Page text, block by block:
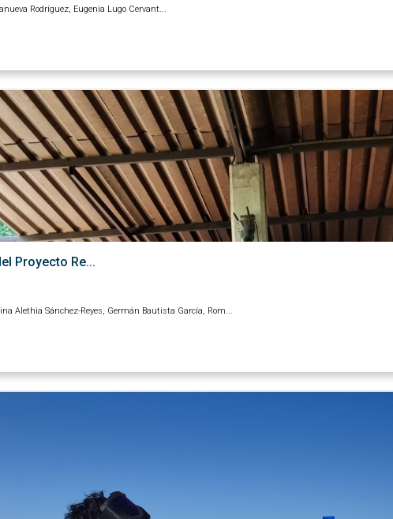
Rodríguez, Eugenia Lugo Cervant...
Proyecto Re...
Alethia Sánchez-Reyes, Germán Bautista García, Rom...